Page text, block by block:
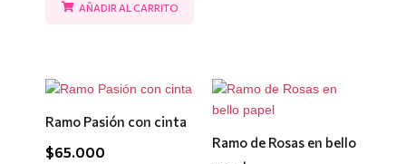
AÑADIR AL CARRITO
Ramo Pasión con cinta
$65.000
Ramo de Rosas en bello